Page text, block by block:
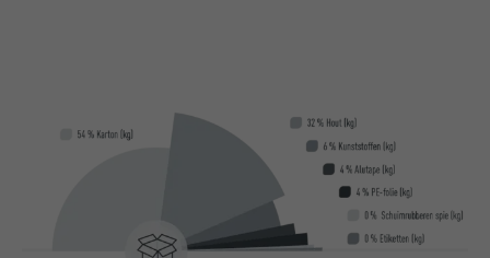
VERVALTIJD 2 jaar
Gebruikt door de socialnetworking-dienst
LinkedIn voor het volgen van het gebruik
van ingebedde diensten.